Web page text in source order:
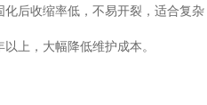
后收缩率低，不易开裂，适合复杂
上，大幅降低维护成本。